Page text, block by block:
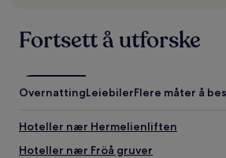
kan
gjelde.
Fortsett å utforske
OvernattingLeiebilerFlere måter å
Hoteller nær Hermelienliften
Hoteller nær Fröå gruver